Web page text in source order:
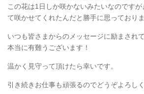
この花は1日しか咲かないみたいなのです
て咲かせてくれたんだと勝手に思っており
いつも皆さまからのメッセージに励まされて
本当に有難うございます！
温かく見守って頂けたら幸いです。
引き続きお仕事も頑張るのでどうぞよろし